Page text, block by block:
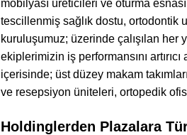
mobilyası üreticileri ve oturma
tescillenmiş sağlık dostu, ortodontik
kuruluşumuz; üzerinde çalışılan her
ekiplerimizin iş performansını
içerisinde; üst düzey makam
ve resepsiyon üniteleri, ortopedik
Holdinglerden Plazalara